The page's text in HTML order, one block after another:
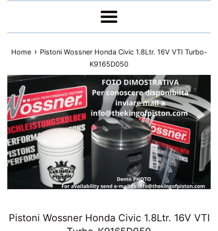
Menu
Home › Pistoni Wossner Honda Civic 1.8Ltr. 16V VTI Turbo-
K9165D050
Pistoni Wossner Honda Civic 1.8Ltr. 16V VTI